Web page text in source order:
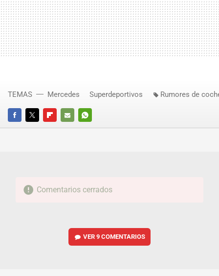
FACEBOOKTWITTERFLIPBOARD
E-
WHATSAPP
TEMAS Mercedes Superdeportivos Rumores de
Comentarios cerrados
VER9 COMENTARIOS